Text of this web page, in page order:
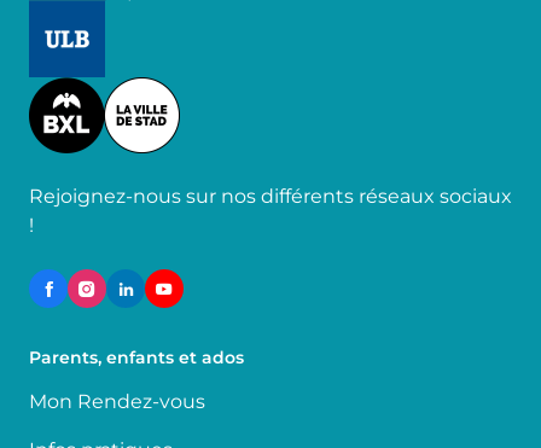
Image
Rejoignez-nous sur nos différents réseaux sociaux
!
Parents, enfants et ados
Mon Rendez-vous